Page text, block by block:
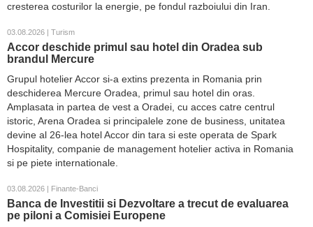
cresterea costurilor la energie, pe fondul razboiului din Iran.
03.08.2026 | Turism
Accor deschide primul sau hotel din Oradea sub
brandul Mercure
Grupul hotelier Accor si-a extins prezenta in Romania prin
deschiderea Mercure Oradea, primul sau hotel din oras.
Amplasata in partea de vest a Oradei, cu acces catre centrul
istoric, Arena Oradea si principalele zone de business, unitatea
devine al 26-lea hotel Accor din tara si este operata de Spark
Hospitality, companie de management hotelier activa in Romania
si pe piete internationale.
03.08.2026 | Finante-Banci
Banca de Investitii si Dezvoltare a trecut de evaluarea
pe piloni a Comisiei Europene